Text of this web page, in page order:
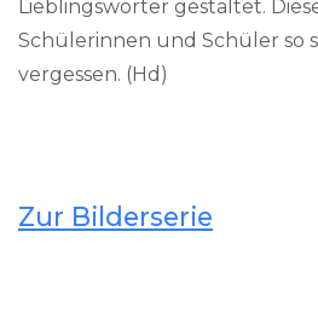
Lieblingswörter gestaltet.
Schülerinnen und Schüler so
vergessen. (Hd)
Zur Bilderserie